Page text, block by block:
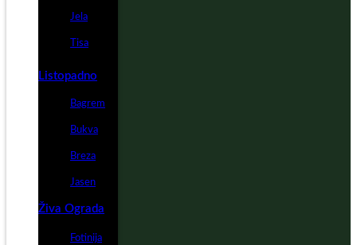
Jela
Tisa
Listopadno
Bagrem
Bukva
Breza
Jasen
Živa Ograda
Fotinija